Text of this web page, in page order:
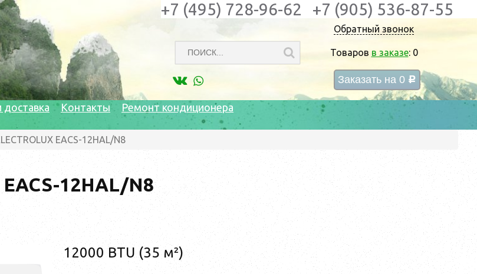
Обратный звонок
Товаров в заказе: 0
Заказать на 0 c
+7 (495) 728-96-62 +7 (905) 536-87-55
доставка Контакты Ремонт кондиционера
EACS-12HAL/N8
12HAL/N8
12000 BTU (35 м²)